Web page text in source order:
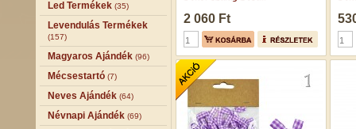
Led Termékek (35)
Levendulás Termékek
(157)
Magyaros Ajándék (96)
Mécsestartó (7)
Neves Ajándék (64)
Névnapi Ajándék (69)
2 060 Ft